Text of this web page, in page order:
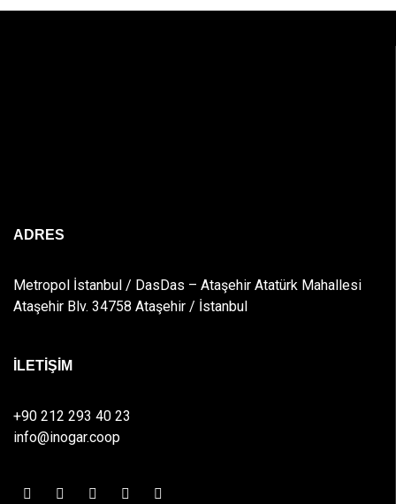
ADRES
Metropol İstanbul / DasDas – Ataşehir Atatürk Mahallesi
Ataşehir Blv. 34758 Ataşehir / İstanbul
İLETİŞİM
+90 212 293 40 23
info@inogar.coop